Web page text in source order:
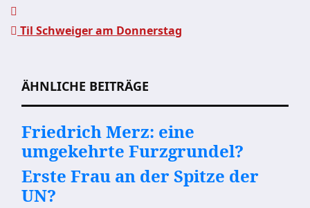
Beitragsnavigation
Til Schweiger am Donnerstag
ÄHNLICHE BEITRÄGE
Friedrich Merz: eine
umgekehrte Furzgrundel?
Erste Frau an der Spitze der
UN?